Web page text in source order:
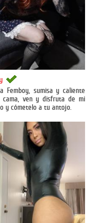
Femboy, sumisa y caliente
cama, ven y disfruta de mi
y cómetelo a tu antojo.